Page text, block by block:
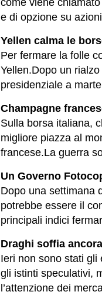
come viene
e di opzione su
Yellen calma le
Per fermare la folle
Yellen.Dopo un
presidenziale a
Champagne
Sulla borsa italiana,
migliore piazza al
francese.La guerra
Un Governo
Dopo una settimana
potrebbe essere il
principali indici
Draghi soffia
Ieri non sono stati gli
gli istinti speculativi,
l’attenzione dei